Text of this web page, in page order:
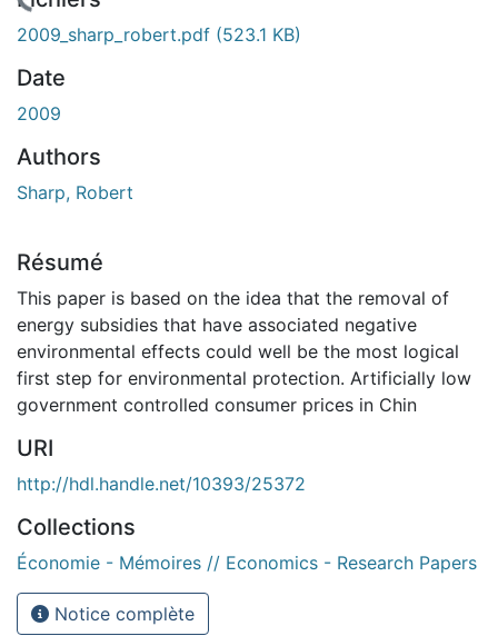
2009_sharp_robert.pdf (523.1 KB)
Date
2009
Authors
Sharp, Robert
Résumé
This paper is based on the idea that the removal of
energy subsidies that have associated negative
environmental effects could well be the most logical
first step for environmental protection. Artificially low
government controlled consumer prices in Chin
URI
http://hdl.handle.net/10393/25372
Collections
Économie - Mémoires // Economics - Research Papers
Notice complète